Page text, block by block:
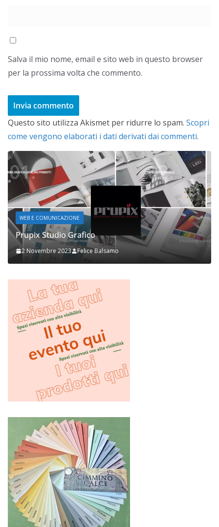
Salva il mio nome, email e sito web in questo browser
per la prossima volta che commento.
Questo sito utilizza Akismet per ridurre lo spam. Scopri
come vengono elaborati i dati derivati dai commenti.
WEB E COMUNICAZIONE
Prupix Studio Grafico
2 Novembre 2023 Felice Balsamo